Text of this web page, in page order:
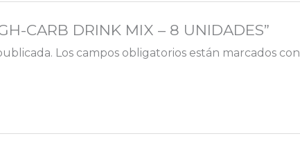
CARB DRINK MIX – 8 UNIDADES”
Los campos obligatorios están marcados con